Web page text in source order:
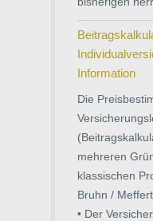
Information
Die
mehreren
klassischen
Bruhn /
• Der